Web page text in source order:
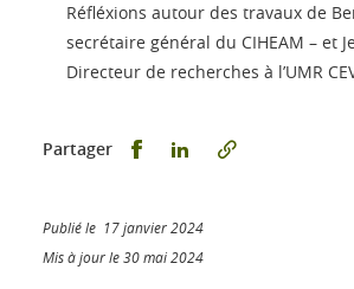
Réfléxions autour des travaux de
secrétaire général du CIHEAM – et
Directeur de recherches à l’UMR
Partager Partager sur Facebook
Partager sur
Publié le 17 janvier 2024
Mis à jour le 30 mai 2024